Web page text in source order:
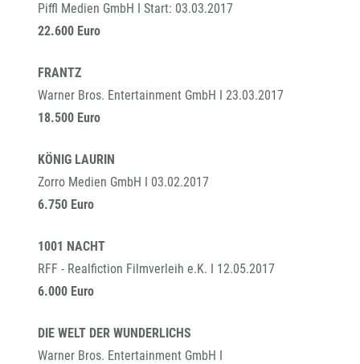
Piffl Medien GmbH I Start: 03.03.2017
22.600 Euro
FRANTZ
Warner Bros. Entertainment GmbH I 23.03.2017
18.500 Euro
KÖNIG LAURIN
Zorro Medien GmbH I 03.02.2017
6.750 Euro
1001 NACHT
RFF - Realfiction Filmverleih e.K. I 12.05.2017
6.000 Euro
DIE WELT DER WUNDERLICHS
Warner Bros. Entertainment GmbH I